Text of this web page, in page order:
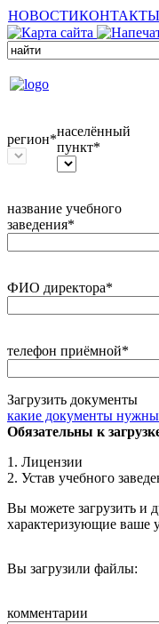
НОВОСТИКОНТАКТЫ
регион*
населённый
пункт*
название учебного
заведения*
ФИО директора*
телефон приёмной*
Загрузить документы
какие документы
Обязательны к
1. Лицензии
2. Устав учебного
Вы можете загрузить и
характеризующие ваше
Вы загрузили файлы:
комментарии